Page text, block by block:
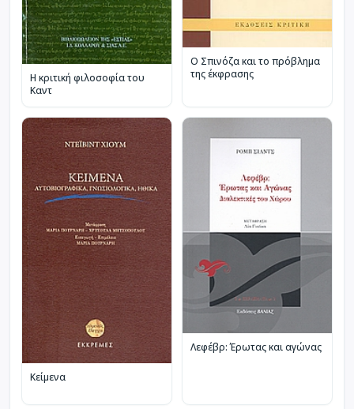
Η κριτική φιλοσοφία του
Καντ
Ο Σπινόζα και το πρόβλημα
της έκφρασης
Κείμενα
Λεφέβρ: Έρωτας και αγώνας